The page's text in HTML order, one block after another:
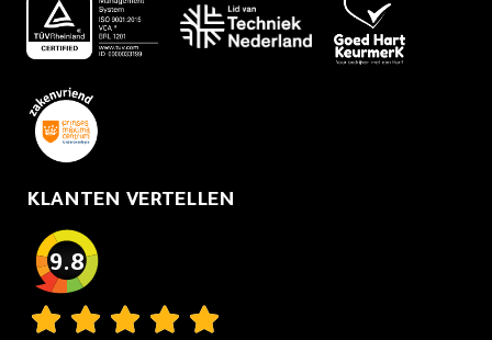
KLANTEN VERTELLEN
9.8